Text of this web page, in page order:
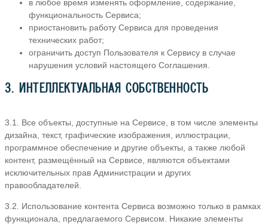
в любое время изменять оформление, содержание,
функциональность Сервиса;
приостановить работу Сервиса для проведения
технических работ;
ограничить доступ Пользователя к Сервису в случае
нарушения условий настоящего Соглашения.
3. ИНТЕЛЛЕКТУАЛЬНАЯ СОБСТВЕННОСТЬ
3.1. Все объекты, доступные на Сервисе, в том числе элементы
дизайна, текст, графические изображения, иллюстрации,
программное обеспечение и другие объекты, а также любой
контент, размещённый на Сервисе, являются объектами
исключительных прав Администрации и других
правообладателей.
3.2. Использование контента Сервиса возможно только в рамках
функционала, предлагаемого Сервисом. Никакие элементы